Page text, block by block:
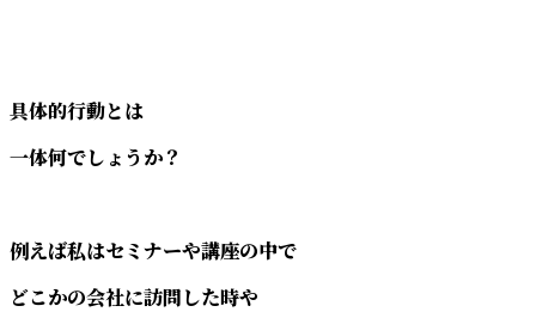
具体的行動とは
一体何でしょうか？
例えば私はセミナーや講座の中で
どこかの会社に訪問した時や